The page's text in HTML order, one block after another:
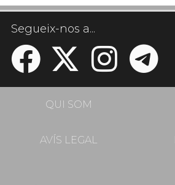
Segueix-nos a...
QUI SOM
AVÍS LEGAL